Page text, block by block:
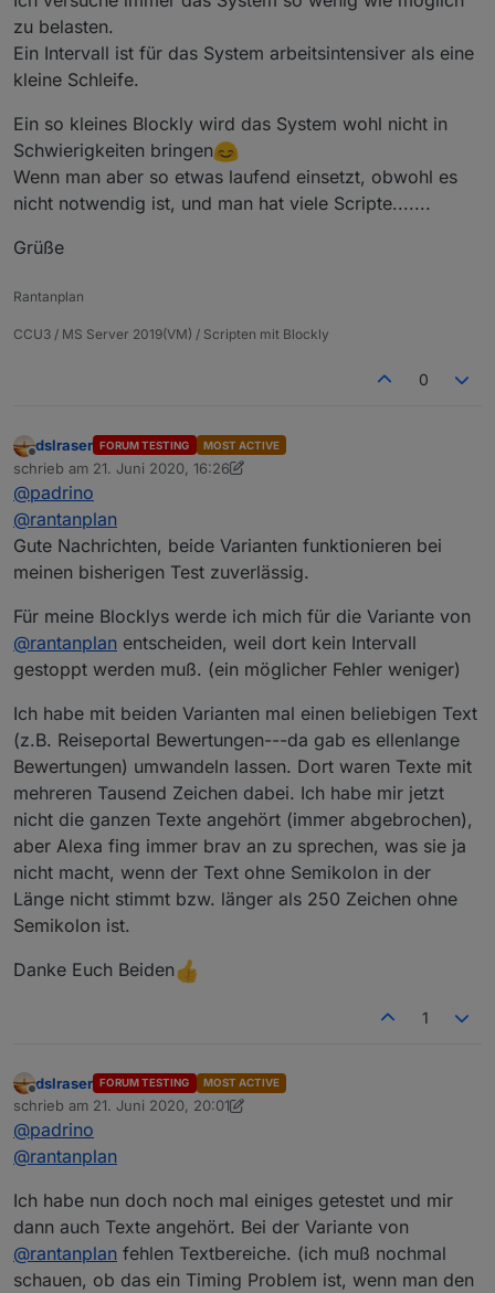
zu belasten.
Ein Intervall ist für das System arbeitsintensiver als eine
kleine Schleife.
Ein so kleines Blockly wird das System wohl nicht in
Schwierigkeiten bringen
Wenn man aber so etwas laufend einsetzt, obwohl es
nicht notwendig ist, und man hat viele Scripte.......
Grüße
Rantanplan
CCU3 / MS Server 2019(VM) / Scripten mit Blockly
0
Offline
dslraser FORUM TESTING MOST ACTIVE
schrieb am 21. Juni 2020, 16:26
zuletzt editiert von dslraser
@padrino
@rantanplan
Gute Nachrichten, beide Varianten funktionieren bei
meinen bisherigen Test zuverlässig.
Für meine Blocklys werde ich mich für die Variante von
@rantanplan entscheiden, weil dort kein Intervall
gestoppt werden muß. (ein möglicher Fehler weniger)
Ich habe mit beiden Varianten mal einen beliebigen Text
(z.B. Reiseportal Bewertungen---da gab es ellenlange
Bewertungen) umwandeln lassen. Dort waren Texte mit
mehreren Tausend Zeichen dabei. Ich habe mir jetzt
nicht die ganzen Texte angehört (immer abgebrochen),
aber Alexa fing immer brav an zu sprechen, was sie ja
nicht macht, wenn der Text ohne Semikolon in der
Länge nicht stimmt bzw. länger als 250 Zeichen ohne
Semikolon ist.
Danke Euch Beiden
1
Offline
dslraser FORUM TESTING MOST ACTIVE
schrieb am 21. Juni 2020, 20:01
zuletzt editiert von dslraser
@padrino
@rantanplan
Ich habe nun doch noch mal einiges getestet und mir
dann auch Texte angehört. Bei der Variante von
@rantanplan fehlen Textbereiche. (ich muß nochmal
schauen, ob das ein Timing Problem ist, wenn man den